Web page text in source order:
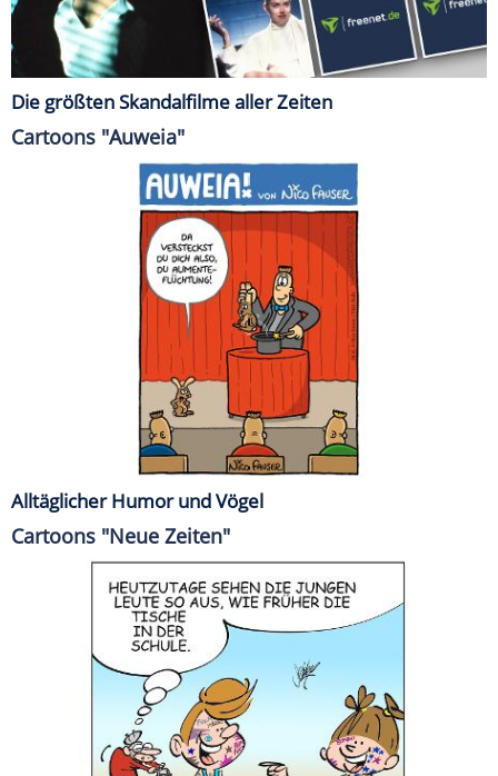
Die größten Skandalfilme aller Zeiten
Cartoons "Auweia"
Alltäglicher Humor und Vögel
Cartoons "Neue Zeiten"